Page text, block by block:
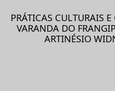
PRÁTICAS CULTURAIS
VARANDA DO
ARTINÉSIO